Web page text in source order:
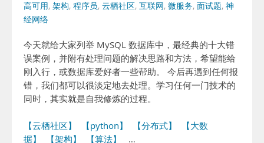
高可用, 架构, 程序员, 云栖社区, 互联网, 微服务, 面试题, 神
经网络
今天就给大家列举 MySQL 数据库中，最经典的十大错
误案例，并附有处理问题的解决思路和方法，希望能给
刚入行，或数据库爱好者一些帮助。 今后再遇到任何报
错，我们都可以很淡定地去处理。学习任何一门技术的
同时，其实就是自我修炼的过程。
【云栖社区】 【python】 【分布式】
【大数
据】
【架构】 【算法】 …